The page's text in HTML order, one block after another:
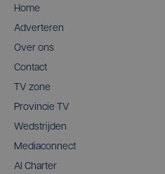
Home
Adverteren
Over ons
Contact
TV zone
Provincie TV
Wedstrijden
Mediaconnect
AI Charter